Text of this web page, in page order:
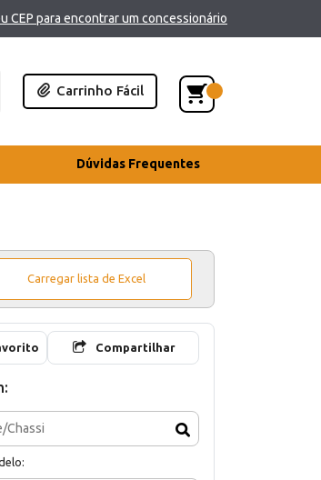
CEP para encontrar um concessionário
Carrinho Fácil
Dúvidas Frequentes
Carregar lista de Excel
Compartilhar